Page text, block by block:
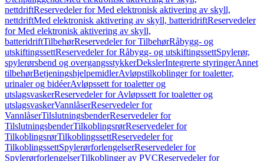
nettdriftReservedeler for Med elektronisk aktivering av skyll,
nettdriftMed elektronisk aktivering av skyll, batteridriftReservedeler
for Med elektronisk aktivering av skyll,
batteridriftTilbehørReservedeler for TilbehørRåbygg- og
utskiftingssettReservedeler for Råbygg- og utskiftingssettSpylerør,
spylerørsbend og overgangsstykkerDekslerIntegrerte styringerAnnet
tilbehørBetjeningshjelpemidlerAvløpstilkoblinger for toaletter,
urinaler og bidéerAvløpssett for toaletter og
utslagsvaskerReservedeler for Avløpssett for toaletter og
utslagsvaskerVannlåserReservedeler for
VannlåserTilslutningsbenderReservedeler for
TilslutningsbenderTilkoblingsrørReservedeler for
TilkoblingsrørTilkoblingssettReservedeler for
TilkoblingssettSpylerørforlengelserReservedeler for
SpylerørforlengelserTilkoblinger av PVCReservedeler for